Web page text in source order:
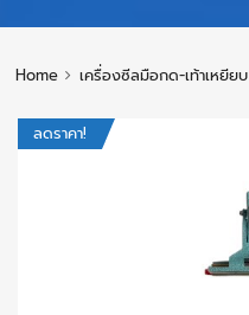
Home เครื่องซีลมือกด-เท้าเหยียบ
ลดราคา!